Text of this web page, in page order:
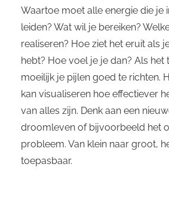
Waartoe moet alle energie die je
leiden? Wat wil je bereiken?
realiseren? Hoe ziet het eruit als
hebt? Hoe voel je je dan? Als het
moeilijk je pijlen goed te richten.
kan visualiseren hoe effectiever
van alles zijn. Denk aan een
droomleven of bijvoorbeeld het
probleem. Van klein naar groot,
toepasbaar.